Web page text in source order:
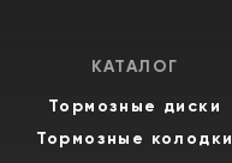
КАТАЛОГ
Тормозные диски
Тормозные колодки